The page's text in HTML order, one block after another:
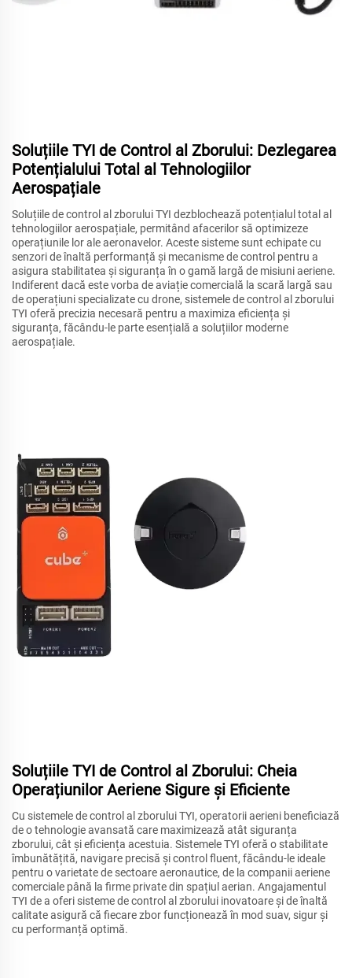
Soluțiile TYI de Control al Zborului: Dezlegarea
Potențialului Total al Tehnologiilor
Aerospațiale
Soluțiile de control al zborului TYI dezblochează potențialul total al
tehnologiilor aerospațiale, permitând afacerilor să optimizeze
operațiunile lor ale aeronavelor. Aceste sisteme sunt echipate cu
senzori de înaltă performanță și mecanisme de control pentru a
asigura stabilitatea și siguranța în o gamă largă de misiuni aeriene.
Indiferent dacă este vorba de aviație comercială la scară largă sau
de operațiuni specializate cu drone, sistemele de control al zborului
TYI oferă precizia necesară pentru a maximiza eficiența și
siguranța, făcându-le parte esențială a soluțiilor moderne
aerospațiale.
Soluțiile TYI de Control al Zborului: Cheia
Operațiunilor Aeriene Sigure și Eficiente
Cu sistemele de control al zborului TYI, operatorii aerieni beneficiază
de o tehnologie avansată care maximizează atât siguranța
zborului, cât și eficiența acestuia. Sistemele TYI oferă o stabilitate
îmbunătățită, navigare precisă și control fluent, făcându-le ideale
pentru o varietate de sectoare aeronautice, de la companii aeriene
comerciale până la firme private din spațiul aerian. Angajamentul
TYI de a oferi sisteme de control al zborului inovatoare și de înaltă
calitate asigură că fiecare zbor funcționează în mod suav, sigur și
cu performanță optimă.